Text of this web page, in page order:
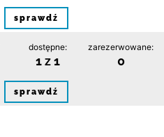
sprawdź
dostępne:
1 z 1
zarezerwowane:
0
sprawdź